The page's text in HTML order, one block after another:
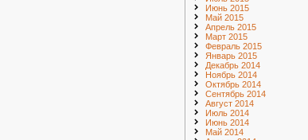
Июнь 2015
Май 2015
Апрель 2015
Март 2015
Февраль 2015
Январь 2015
Декабрь 2014
Ноябрь 2014
Октябрь 2014
Сентябрь 2014
Август 2014
Июль 2014
Июнь 2014
Май 2014